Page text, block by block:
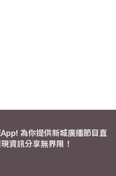
為你提供新城廣播節目直
資訊分享無界限！